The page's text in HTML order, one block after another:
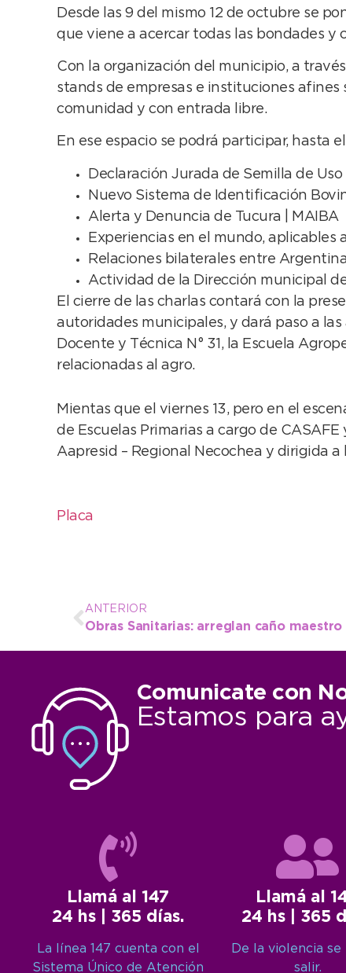
Desde las 9 del mismo 12 de octubre se
que viene a acercar todas las bondades y
Con la organización del municipio, a
stands de empresas e instituciones afines
comunidad y con entrada libre.
En ese espacio se podrá participar, hasta
Declaración Jurada de Semilla de Uso
Nuevo Sistema de Identificación
Alerta y Denuncia de Tucura | MAIBA
Experiencias en el mundo, aplicables
Relaciones bilaterales entre
Actividad de la Dirección municipal
El cierre de las charlas contará con la
autoridades municipales, y dará paso a
Docente y Técnica N° 31, la Escuela
relacionadas al agro.
Mientas que el viernes 13, pero en el
de Escuelas Primarias a cargo de
Aapresid – Regional Necochea y dirigida
Placa
ANTERIOR
Obras Sanitarias: arreglan caño maestro
Comunicate con
Estamos para
Llamá al 147
24 hs | 365 días.
La línea 147 cuenta con el
Sistema Único de Atención
Llamá al
24 hs | 365
De la violencia se
salir.